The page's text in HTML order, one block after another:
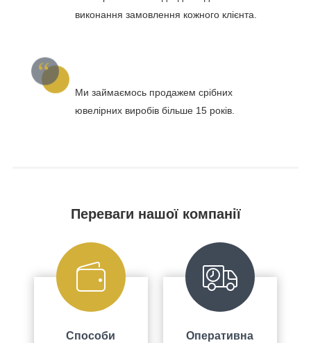
виконання замовлення кожного клієнта.
Ми займаємось продажем срібних
ювелірних виробів більше 15 років.
Переваги нашої компанії
Способи
Оперативна